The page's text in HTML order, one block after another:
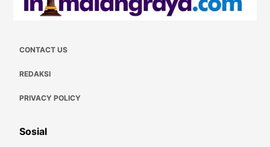
CONTACT US
REDAKSI
PRIVACY POLICY
Sosial